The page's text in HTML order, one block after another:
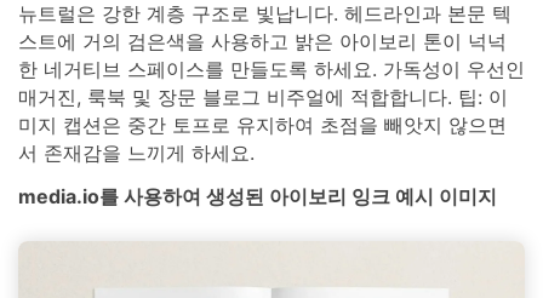
뉴트럴은 강한 계층 구조로 빛납니다. 헤드라인과 본문 텍
스트에 거의 검은색을 사용하고 밝은 아이보리 톤이 넉넉
한 네거티브 스페이스를 만들도록 하세요. 가독성이 우선인
매거진, 룩북 및 장문 블로그 비주얼에 적합합니다. 팁: 이
미지 캡션은 중간 토프로 유지하여 초점을 빼앗지 않으면
서 존재감을 느끼게 하세요.
media.io를 사용하여 생성된 아이보리 잉크 예시 이미지